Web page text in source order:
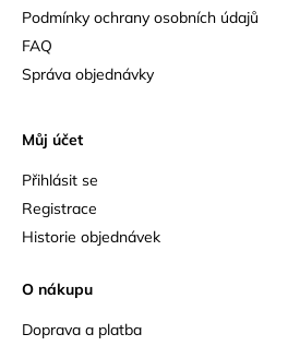
Podmínky ochrany osobních údajů
FAQ
Správa objednávky
Můj účet
Přihlásit se
Registrace
Historie objednávek
O nákupu
Doprava a platba